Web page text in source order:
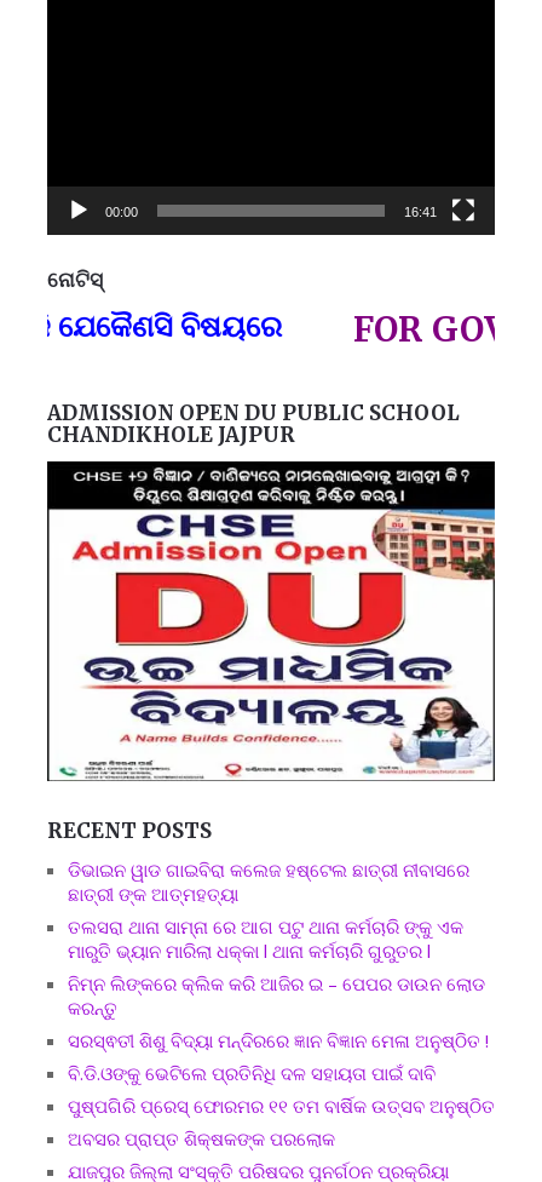
00:00 16:41
ନୋଟିସ୍
ବିଷୟରେ FOR GOVT
ADMISSION OPEN DU PUBLIC SCHOOL
CHANDIKHOLE JAJPUR
RECENT POSTS
ଡିଭାଇନ ୱାଡ ଗାଇବିରା କଲେଜ ହଷ୍ଟେଲ ଛାତ୍ରୀ ନୀବାସରେ
ଛାତ୍ରୀ ଙ୍କ ଆତ୍ମହତ୍ୟା
ତଲସରା ଥାନା ସାମ୍ନା ରେ ଆଗ ପଟୁ ଥାନା କର୍ମଚାରି ଙ୍କୁ ଏକ
ମାରୁତି ଭ୍ୟାନ ମାରିଲା ଧକ୍କା l ଥାନା କର୍ମଚାରି ଗୁରୁତର l
ନିମ୍ନ ଲିଙ୍କରେ କ୍ଲିକ କରି ଆଜିର ଇ – ପେପର ଡାଉନ ଲୋଡ
କରନ୍ତୁ
ସରସ୍ଵତୀ ଶିଶୁ ବିଦ୍ୟା ମନ୍ଦିରରେ ଜ୍ଞାନ ବିଜ୍ଞାନ ମେଳା ଅନୁଷ୍ଠିତ !
ବି.ଡି.ଓଙ୍କୁ ଭେଟିଲେ ପ୍ରତିନିଧି ଦଳ ସହାୟତା ପାଇଁ ଦାବି
ପୁଷ୍ପଗିରି ପ୍ରେସ୍ ଫୋରମର ୧୧ ତମ ବାର୍ଷିକ ଉତ୍ସବ ଅନୁଷ୍ଠିତ
ଅବସର ପ୍ରାପ୍ତ ଶିକ୍ଷକଙ୍କ ପରଲୋକ
ଯାଜପୁର ଜିଲ୍ଲା ସଂସ୍କୃତି ପରିଷଦର ପୁନର୍ଗଠନ ପ୍ରକ୍ରିୟା